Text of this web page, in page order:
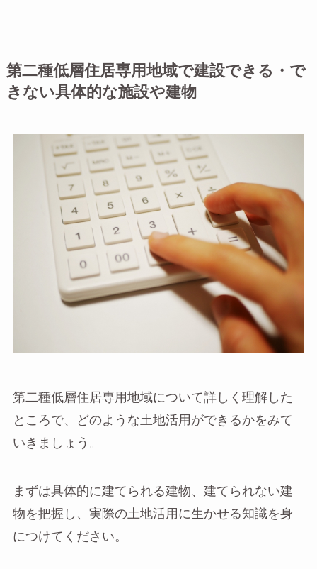
第二種低層住居専用地域で建設できる・で
きない具体的な施設や建物
第二種低層住居専用地域について詳しく理解した
ところで、どのような土地活用ができるかをみて
いきましょう。
まずは具体的に建てられる建物、建てられない建
物を把握し、実際の土地活用に生かせる知識を身
につけてください。